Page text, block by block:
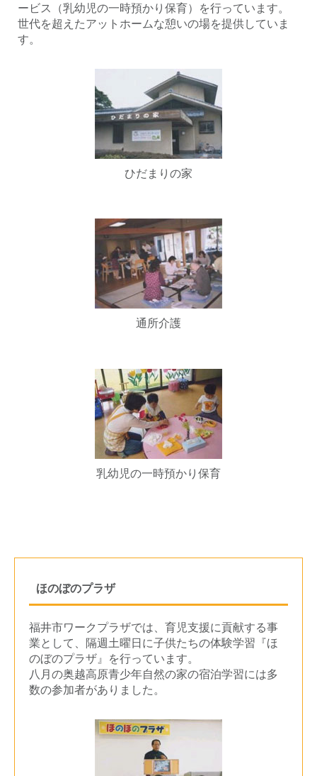
ービス（乳幼児の一時預かり保育）を行っています。
世代を超えたアットホームな憩いの場を提供していま
す。
ひだまりの家
通所介護
乳幼児の一時預かり保育
ほのぼのプラザ
福井市ワークプラザでは、育児支援に貢献する事
業として、隔週土曜日に子供たちの体験学習『ほ
のぼのプラザ』を行っています。
八月の奥越高原青少年自然の家の宿泊学習には多
数の参加者がありました。